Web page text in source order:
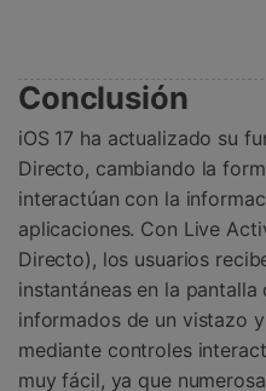
Conclusión
iOS 17 ha actualizado su
Directo, cambiando la
interactúan con la
aplicaciones. Con Live
Directo), los usuarios
instantáneas en la
informados de un vistazo
mediante controles
muy fácil, ya que